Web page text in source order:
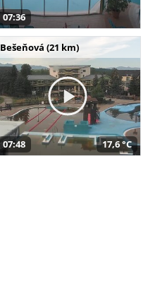
07:36
Bešeňová (21 km)
07:48 17,6 °C